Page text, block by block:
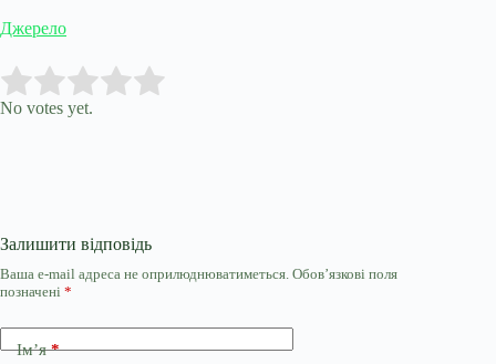
Джерело
Rate this item:
No votes yet.
Залишити відповідь
Ваша e-mail адреса не оприлюднюватиметься. Обов’язкові поля
позначені *
Ім’я*